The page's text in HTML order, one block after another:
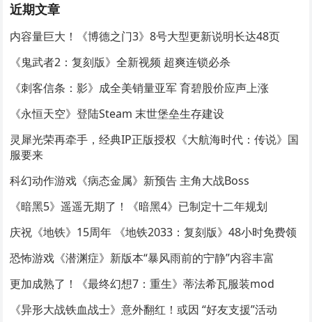
近期文章
内容量巨大！《博德之门3》8号大型更新说明长达48页
《鬼武者2：复刻版》全新视频 超爽连锁必杀
《刺客信条：影》成全美销量亚军 育碧股价应声上涨
《永恒天空》登陆Steam 末世堡垒生存建设
灵犀光荣再牵手，经典IP正版授权《大航海时代：传说》国
服要来
科幻动作游戏《病态金属》新预告 主角大战Boss
《暗黑5》遥遥无期了！《暗黑4》已制定十二年规划
庆祝《地铁》15周年 《地铁2033：复刻版》48小时免费领
恐怖游戏《潜渊症》新版本“暴风雨前的宁静”内容丰富
更加成熟了！《最终幻想7：重生》蒂法希瓦服装mod
《异形大战铁血战士》意外翻红！或因 “好友支援”活动